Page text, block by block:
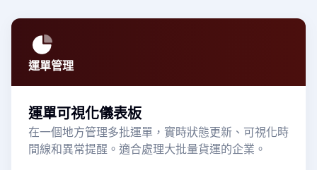
運單管理
運單可視化儀表板
在一個地方管理多批運單，實時狀態更新、可視化時
間線和異常提醒。適合處理大批量貨運的企業。